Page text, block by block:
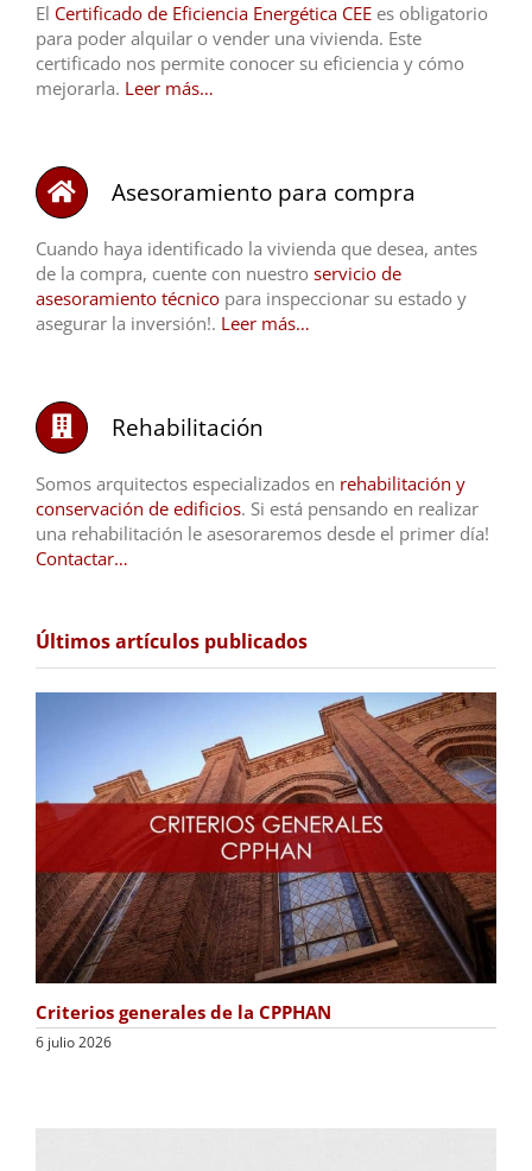
El Certificado de Eficiencia Energética CEE es obligatorio
para poder alquilar o vender una vivienda. Este
certificado nos permite conocer su eficiencia y cómo
mejorarla. Leer más…
Asesoramiento para compra
Cuando haya identificado la vivienda que desea, antes
de la compra, cuente con nuestro servicio de
asesoramiento técnico para inspeccionar su estado y
asegurar la inversión!. Leer más…
Rehabilitación
Somos arquitectos especializados en rehabilitación y
conservación de edificios. Si está pensando en realizar
una rehabilitación le asesoraremos desde el primer día!
Contactar…
Últimos artículos publicados
Criterios generales de la CPPHAN
6 julio 2026